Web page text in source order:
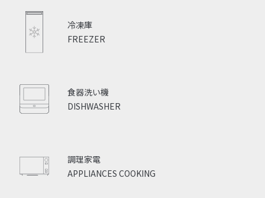
FREEZER
冷凍庫
DISHWASHER
食器洗い機
APPLIANCES COOKING
調理家電